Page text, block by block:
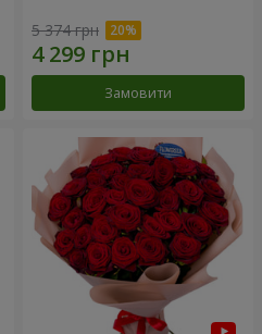
5 374 грн
Замовити